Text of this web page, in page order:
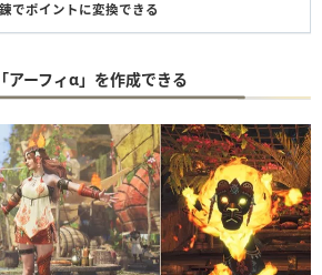
でポイントに変換できる
アーフィα」を作成できる